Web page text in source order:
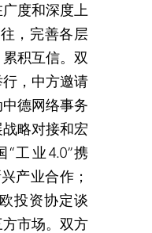
度和深度上
，完善各层
积互信。双
，中方邀请
德网络事务
略对接和宏
工业4.0”携
产业合作；
投资协定谈
市场。双方